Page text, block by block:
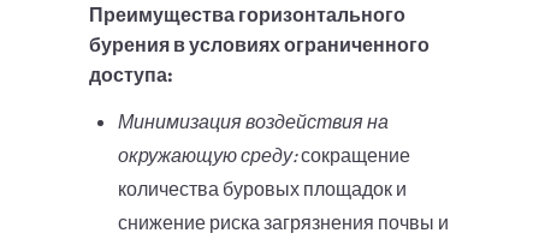
Преимущества горизонтального
бурения в условиях ограниченного
доступа:
Минимизация воздействия на
окружающую среду:сокращение
количества буровых площадок и
снижение риска загрязнения почвы и